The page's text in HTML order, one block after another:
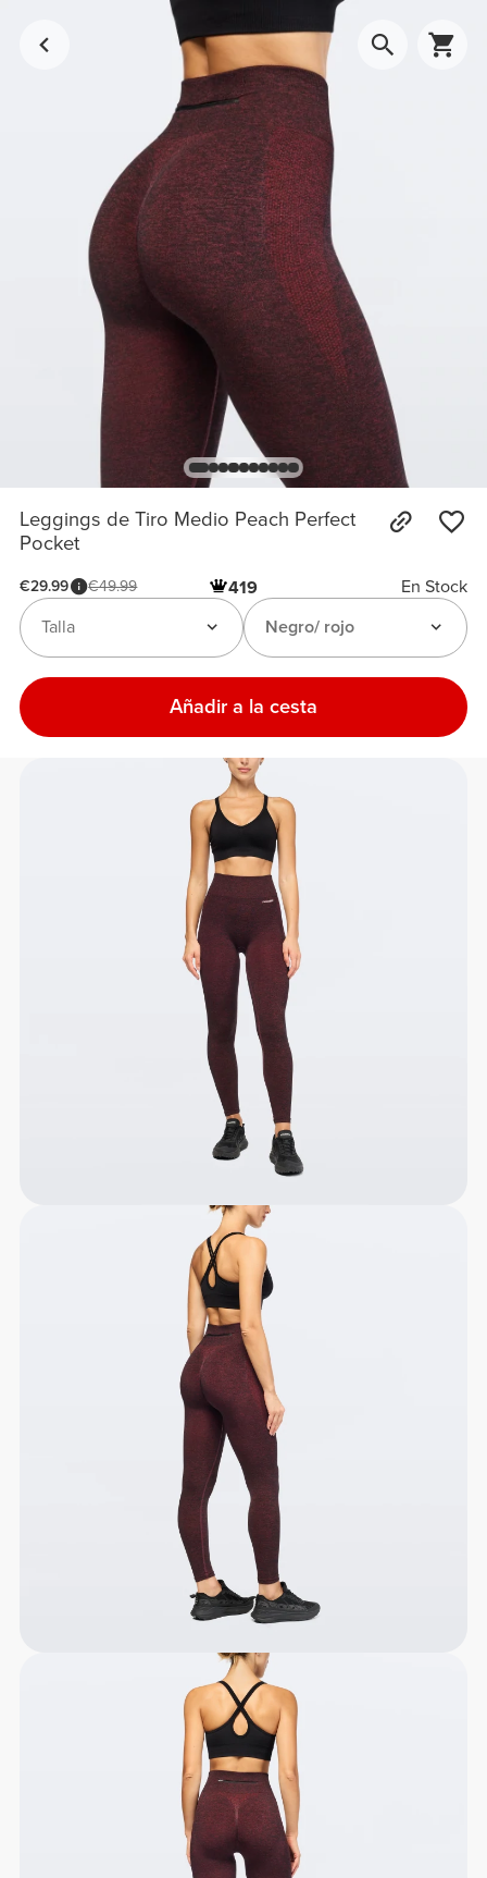
Leggings de Tiro Medio Peach Perfect
Pocket
€29.99 €49.99 419
En Stock
Negro/ rojo
Talla
Añadir a la cesta